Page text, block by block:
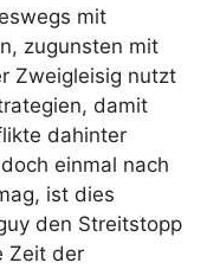
mit
zugunsten mit
Zweigleisig nutzt
damit
dahinter
einmal nach
ist dies
den Streitstopp
Zeit der